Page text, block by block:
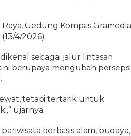
Gedung Kompas Gramedia
4/2026).
sebagai jalur lintasan
berupaya mengubah persepsi
tetapi tertarik untuk
ujarnya.
berbasis alam, budaya,